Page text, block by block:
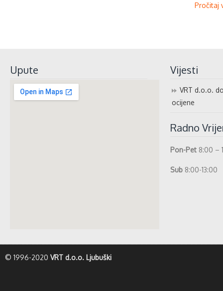
Pročitaj
Upute Vijesti
VRT d.o.o.
ocijene
Radno
Pon-Pet 8:00 –
Sub 8:00-13:00
© 1996-2020 VRT d.o.o. Ljubuški